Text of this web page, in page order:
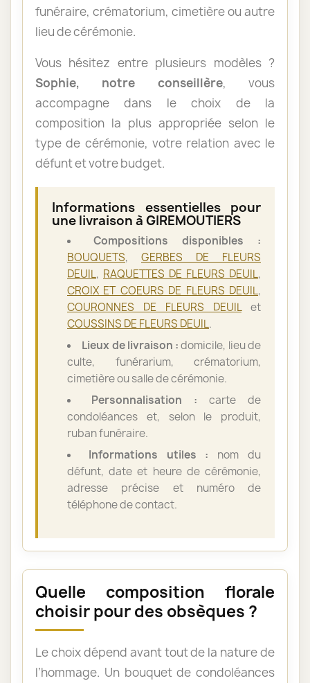
funéraire, crématorium, cimetière ou autre
lieu de cérémonie.
Vous hésitez entre plusieurs modèles ?
Sophie, notre conseillère, vous
accompagne dans le choix de la
composition la plus appropriée selon le
type de cérémonie, votre relation avec le
défunt et votre budget.
Informations essentielles pour
une livraison à GIREMOUTIERS
Compositions disponibles :
BOUQUETS, GERBES DE FLEURS
DEUIL, RAQUETTES DE FLEURS DEUIL,
CROIX ET COEURS DE FLEURS DEUIL,
COURONNES DE FLEURS DEUILet
COUSSINS DE FLEURS DEUIL.
Lieux de livraison :domicile, lieu de
culte, funérarium, crématorium,
cimetière ou salle de cérémonie.
Personnalisation : carte de
condoléances et, selon le produit,
ruban funéraire.
Informations utiles : nom du
défunt, date et heure de cérémonie,
adresse précise et numéro de
téléphone de contact.
Quelle composition florale
choisir pour des obsèques ?
Le choix dépend avant tout de la nature de
l’hommage. Un bouquet de condoléances